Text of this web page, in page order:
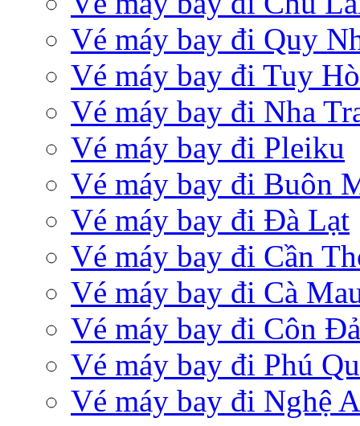
Vé máy bay đi Quy
Vé máy bay đi Tuy
Vé máy bay đi Nha
Vé máy bay đi Pleiku
Vé máy bay đi Buôn
Vé máy bay đi Đà Lạt
Vé máy bay đi Cần
Vé máy bay đi Cà
Vé máy bay đi Côn
Vé máy bay đi Phú
Vé máy bay đi Nghệ